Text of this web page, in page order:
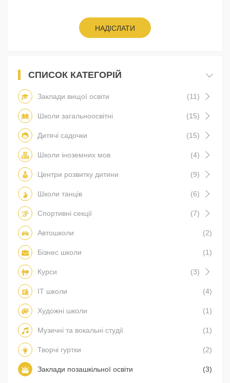
НАДІСЛАТИ
СПИСОК КАТЕГОРІЙ
Заклади вищої освіти (11)
Школи загальноосвітні (15)
Дитячі садочки (15)
Школи іноземних мов (4)
Центри розвитку дитини (9)
Школи танців (6)
Спортивні секції (7)
Автошколи (2)
Бізнес школи (1)
Курси (3)
IT школи (4)
Художні школи (1)
Музичні та вокальні студії (1)
Творчі гуртки (2)
Заклади позашкільної освіти (3)